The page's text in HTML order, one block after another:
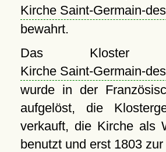
Kirche Saint-Germain-
bewahrt.
Das
Kirche Saint-Germain-
wurde in der
aufgelöst, die
verkauft, die Kirche als
benutzt und erst 1803